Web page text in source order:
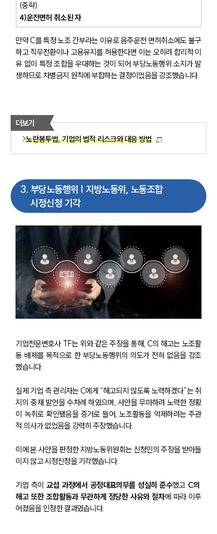
기업법무그룹 업무
PROFESSIONALS
(중략)
4)운전면허 취소된 자
만약 C를 특정 노조 간부라는 이유로 음주운전 면허취소에도 불구
하고 직무전환이나 고용유지를 허용한다면 이는 오히려 합리적 이
유 없이 특정 조합을 우대하는 것이 되어 부당노동행위 소지가 발
생하므로 차별금지 원칙에 부합하는 결정이었음을 강조했습니다.
더보기
노란봉투법, 기업의 법적 리스크와 대응 방법
3. 부당노동행위 | 지방노동위, 노동조합
시정신청 기각
기업전문변호사 TF는 위와 같은 주장을 통해, C의 해고는 노조활
동 배제를 목적으로 한 부당노동행위의 의도가 전혀 없음을 강조
했습니다.
실제 기업 측 관리자는 C에게 “해고되지 않도록 노력하겠다”는 취
지의 중재 발언을 수차례 하였으며, 사안을 무마하려 노력한 정황
이 녹취로 확인됐음을 증거로 들어, 노조활동을 억제하려는 주관
적 의사가 없었음을 강력히 주장했습니다.
이에 본 사안을 판정한 지방노동위원회는 신청인의 주장을 받아들
이지 않고 시정신청을 기각했습니다.
기업 측이 교섭 과정에서 공정대표의무를 성실히 준수했고 C의
해고 또한 조합활동과 무관하게 정당한 사유와 절차에 따라 이루
어졌음을 인정한 결과였습니다.